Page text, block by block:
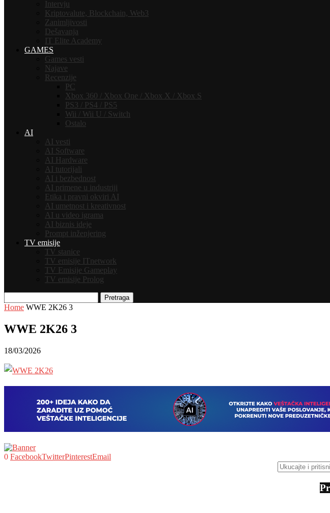
Intervju
Kriptovalute, Blockchain, Web3
Zanimljivosti
Dešavanja
IT Elite Academy
GAMES
Games vesti
Najave
Recenzije
PC
Xbox 360 / Xbox One / Xbox X / Xbox S
PS3 / PS4 / PS5
Wii / Wii U / Switch
Ostalo
AI
AI vesti
AI Software
AI Hardware
AI tutorijali
AI i bezbednost
AI primene u industriji
Etika i pravni okviri AI
AI umetnost i kreativnost
AI u video igrama
AI biznis ideje
Prompt inženjering
TV emisije
TV stanice
TV emisije ITnetwork
TV Emisije Gameplay
TV emisije Prolog
Pretraga
Home WWE 2K26 3
WWE 2K26 3
18/03/2026
0 FacebookTwitterPinterestEmail